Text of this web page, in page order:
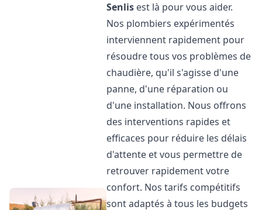
Senlis est là pour vous aider.
Nos plombiers expérimentés
interviennent rapidement pour
résoudre tous vos problèmes de
chaudière, qu'il s'agisse d'une
panne, d'une réparation ou
d'une installation. Nous offrons
des interventions rapides et
efficaces pour réduire les délais
d'attente et vous permettre de
retrouver rapidement votre
confort. Nos tarifs compétitifs
sont adaptés à tous les budgets